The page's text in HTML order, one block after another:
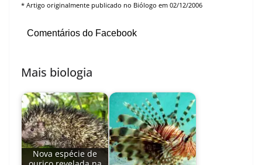
* Artigo originalmente publicado no Biólogo em 02/12/2006
Comentários do Facebook
Mais biologia
Nova espécie de